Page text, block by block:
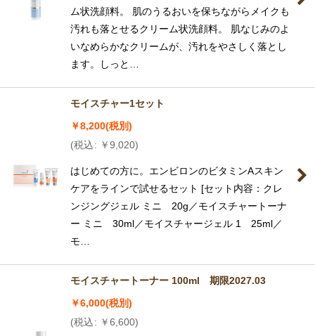
ム状洗顔料。 肌のうるおいを保ちながらメイクも
汚れも落とせるクリーム状洗顔料。 肌なじみのよ
いなめらかなクリームが、汚れをやさしく落とし
ます。しっと…
モイスチャー1セット
￥8,200(税別)
(税込: ￥9,020)
はじめての方に。エンビロンのビタミンAスキン
ケアをラインで試せるセット [セット内容：クレ
ンジングジェル ミニ 20g／モイスチャートーナ
ー ミニ 30ml／モイスチャージェル 1 25ml／
モ…
モイスチャートーナー 100ml 期限2027.03
￥6,000(税別)
(税込: ￥6,600)